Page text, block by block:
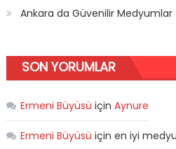
Ankara da Güvenilir Medyumlar
SON YORUMLAR
Ermeni Büyüsü için Aynure
Ermeni Büyüsü için en iyi